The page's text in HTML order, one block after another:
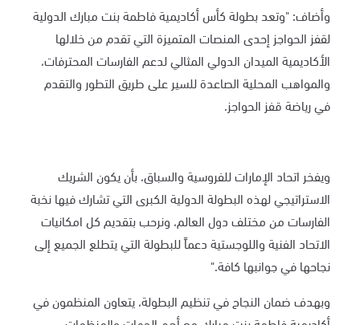
وأضاف: "وتعد بطولة كأس أكاديمية فاطمة بنت مبارك الدولية
لقفز الحواجز إحدى المنصات المتميزة التي تقدم من خلالها
الأكاديمية الميدان الدولي المثالي لدعم الفارسات المحترفات،
والمواهب المحلية الصاعدة للسير على طريق التطور والتقدم
في رياضة قفز الحواجز.
ويفخر اتحاد الإمارات للفروسية والسباق، بأن يكون الشريك
الاستراتيجي لهذه البطولة الدولية الكبرى التي تشارك فيها نخبة
الفارسات من مختلف دول العالم، ونرحب بتقديم كل امكانيات
الاتحاد الفنية واللوجستية دعماً للبطولة التي يتطلع الجميع إلى
نجاحها في جوانبها كافة."
وبهدف ضمان النجاح في تنظيم البطولة، يتعاون المنظمون في